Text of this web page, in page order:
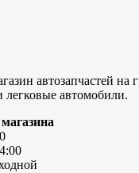
автозапчастей на
легковые автомобили.